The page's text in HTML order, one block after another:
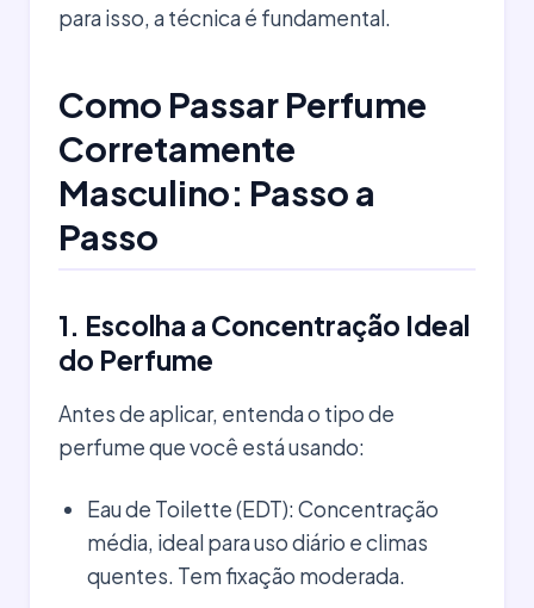
para isso, a técnica é fundamental.
Como Passar Perfume
Corretamente
Masculino: Passo a
Passo
1. Escolha a Concentração Ideal
do Perfume
Antes de aplicar, entenda o tipo de
perfume que você está usando:
Eau de Toilette (EDT): Concentração
média, ideal para uso diário e climas
quentes. Tem fixação moderada.